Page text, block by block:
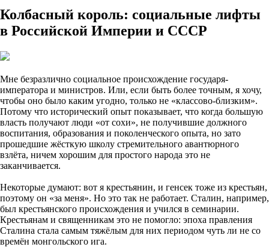
Колбасный король: социальные лифты
в Российской Империи и СССР
Мне безразлично социальное происхождение государя-
императора и министров. Или, если быть более точным, я хочу,
чтобы оно было каким угодно, только не «классово-близким».
Потому что исторический опыт показывает, что когда большую
власть получают люди «от сохи», не получившие должного
воспитания, образования и поколенческого опыта, но зато
прошедшие жёсткую школу стремительного авантюрного
взлёта, ничем хорошим для простого народа это не
заканчивается.
Некоторые думают: вот я крестьянин, и генсек тоже из крестьян,
поэтому он «за меня». Но это так не работает. Сталин, например,
был крестьянского происхождения и учился в семинарии.
Крестьянам и священникам это не помогло: эпоха правления
Сталина стала самым тяжёлым для них периодом чуть ли не со
времён монгольского ига.